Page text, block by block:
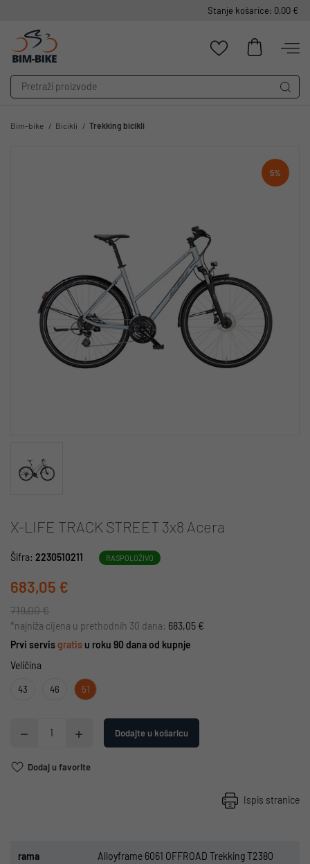
Stanje košarice: 0,00 €
Bim-bike Bicikli Trekking bicikli
5%
X-LIFE TRACK STREET 3x8 Acera
Šifra: 2230510211 RASPOLOŽIVO
683,05 €
719,00 €
*najniža cijena u prethodnih 30 dana: 683,05 €
Prvi servisgratis u roku 90 dana od kupnje
Veličina
43 46 51
Dodajte u košaricu
Dodaj u favorite
Ispis stranice
rama Alloyframe 6061 OFFROAD Trekking T2380